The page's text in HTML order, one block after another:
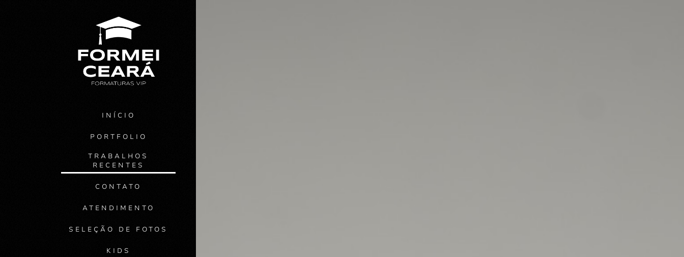
INÍCIO
PORTFOLIO
TRABALHOS
RECENTES
CONTATO
ATENDIMENTO
SELEÇÃO DE FOTOS
KIDS